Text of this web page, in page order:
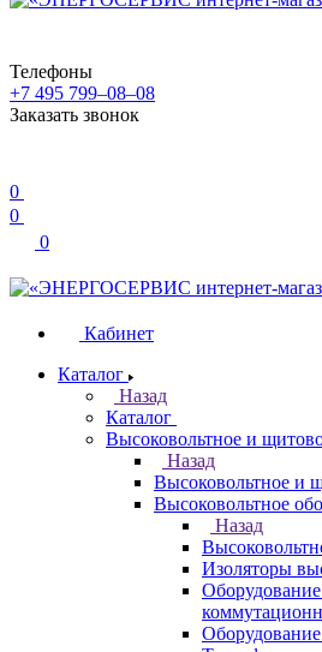
Телефоны
+7 495 799–08–08
Заказать звонок
0
0
0
Кабинет
Каталог
Назад
Каталог
Высоковольтное и
Назад
Высоковольтное и
Высоковольтное
Назад
Изоляторы